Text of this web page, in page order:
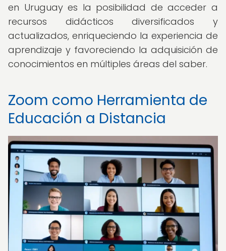
en Uruguay es la posibilidad de acceder a
recursos didácticos diversificados y
actualizados, enriqueciendo la experiencia de
aprendizaje y favoreciendo la adquisición de
conocimientos en múltiples áreas del saber.
Zoom como Herramienta de
Educación a Distancia